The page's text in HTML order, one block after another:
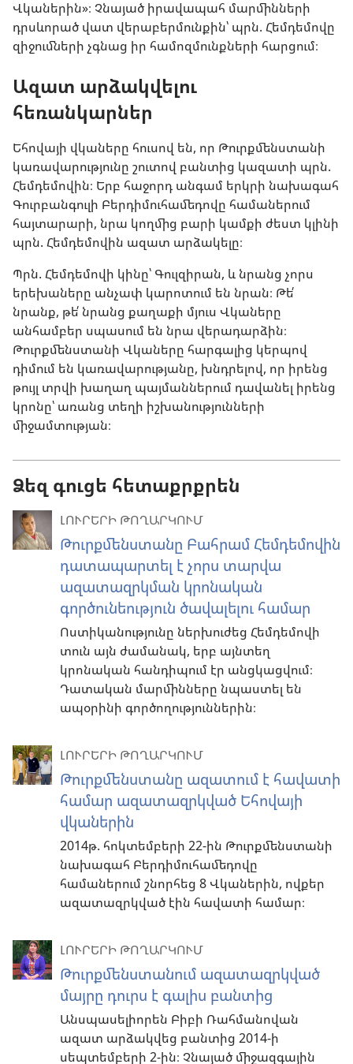
Վկաներին»։ Չնայած իրավապահ մարմինների
դրսևորած վատ վերաբերմունքին՝ պրն. Հեմդեմովը
զիջումների չգնաց իր համոզմունքների հարցում։
Ազատ արձակվելու
հեռանկարներ
Եհովայի վկաները հուսով են, որ Թուրքմենստանի
կառավարությունը շուտով բանտից կազատի պրն.
Հեմդեմովին։ Երբ հաջորդ անգամ երկրի նախագահ
Գուրբանգուլի Բերդիմուհամեդովը համաներում
հայտարարի, նրա կողմից բարի կամքի ժեստ կլինի
պրն. Հեմդեմովին ազատ արձակելը։
Պրն. Հեմդեմովի կինը՝ Գուլզիրան, և նրանց չորս
երեխաները անչափ կարոտում են նրան։ Թե՛
նրանք, թե՛ նրանց քաղաքի մյուս Վկաները
անհամբեր սպասում են նրա վերադարձին։
Թուրքմենստանի Վկաները հարգալից կերպով
դիմում են կառավարությանը, խնդրելով, որ իրենց
թույլ տրվի խաղաղ պայմաններում դավանել իրենց
կրոնը՝ առանց տեղի իշխանությունների
միջամտության։
Ձեզ գուցե հետաքրքրեն
ԼՈՒՐԵՐԻ ԹՈՂԱՐԿՈՒՄ
Թուրքմենստանը Բահրամ Հեմդեմովին
դատապարտել է չորս տարվա
ազատազրկման կրոնական
գործունեություն ծավալելու համար
Ոստիկանությունը ներխուժեց Հեմդեմովի
տուն այն ժամանակ, երբ այնտեղ
կրոնական հանդիպում էր անցկացվում։
Դատական մարմինները նպաստել են
ապօրինի գործողություններին։
ԼՈՒՐԵՐԻ ԹՈՂԱՐԿՈՒՄ
Թուրքմենստանը ազատում է հավատի
համար ազատազրկված Եհովայի
վկաներին
2014թ. հոկտեմբերի 22-ին Թուրքմենստանի
նախագահ Բերդիմուհամեդովը
համաներում շնորհեց 8 Վկաներին, ովքեր
ազատազրկված էին հավատի համար։
ԼՈՒՐԵՐԻ ԹՈՂԱՐԿՈՒՄ
Թուրքմենստանում ազատազրկված
մայրը դուրս է գալիս բանտից
Անսպասելիորեն Բիբի Ռահմանովան
ազատ արձակվեց բանտից 2014-ի
սեպտեմբերի 2-ին։ Չնայած միջազգային